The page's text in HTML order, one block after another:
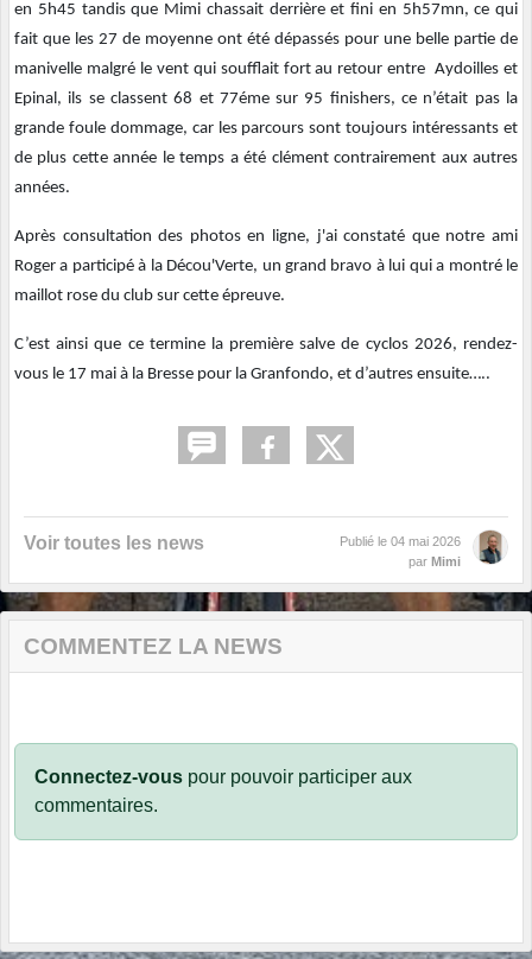
en 5h45 tandis que Mimi chassait derrière et fini en 5h57mn, ce qui
fait que les 27 de moyenne ont été dépassés pour une belle partie de
manivelle malgré le vent qui soufflait fort au retour entre Aydoilles et
Epinal, ils se classent 68 et 77éme sur 95 finishers, ce n’était pas la
grande foule dommage, car les parcours sont toujours intéressants et
de plus cette année le temps a été clément contrairement aux autres
années.
Après consultation des photos en ligne, j'ai constaté que notre ami
Roger a participé à la Décou'Verte, un grand bravo à lui qui a montré le
maillot rose du club sur cette épreuve.
C’est ainsi que ce termine la première salve de cyclos 2026, rendez-
vous le 17 mai à la Bresse pour la Granfondo, et d’autres ensuite…..
Voir toutes les news Publié le 04 mai 2026
par Mimi
COMMENTEZ LA NEWS
Connectez-vous pour pouvoir participer aux
commentaires.